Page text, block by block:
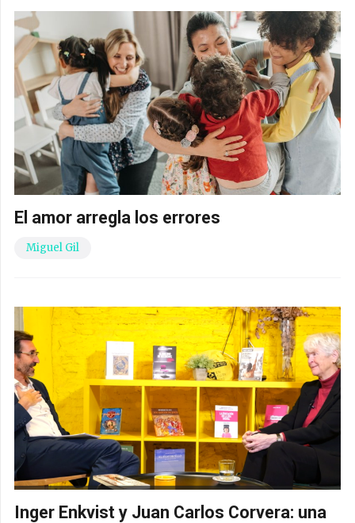
El amor arregla los errores
Miguel Gil
Inger Enkvist y Juan Carlos Corvera: una